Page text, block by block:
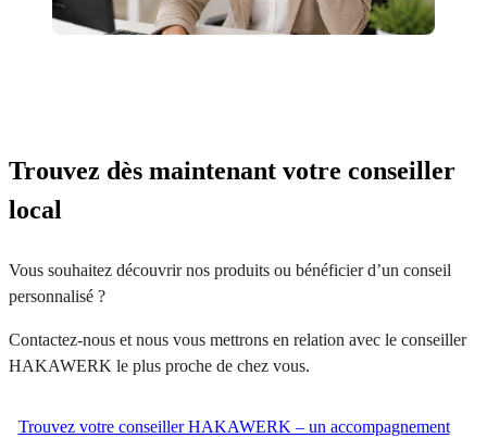
Trouvez dès maintenant votre conseiller
local
Vous souhaitez découvrir nos produits ou bénéficier d’un conseil
personnalisé ?
Contactez-nous et nous vous mettrons en relation avec le conseiller
HAKAWERK le plus proche de chez vous.
Trouvez votre conseiller HAKAWERK – un accompagnement